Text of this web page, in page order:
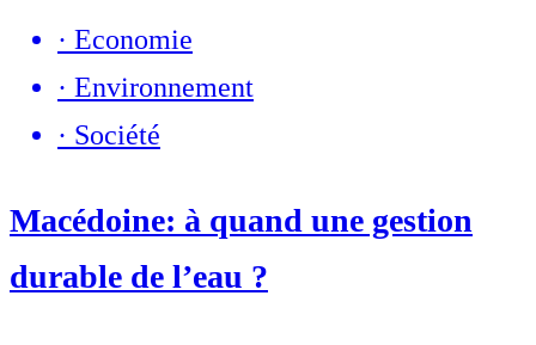
· Economie
· Environnement
· Société
Macédoine: à quand une gestion
durable de l’eau ?